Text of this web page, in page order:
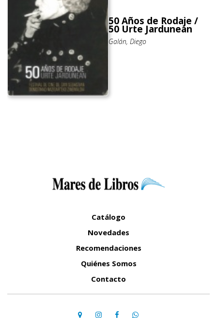
50 Años de Rodaje /
50 Urte Jardunean
Galán, Diego
Catálogo
Novedades
Recomendaciones
Quiénes Somos
Contacto